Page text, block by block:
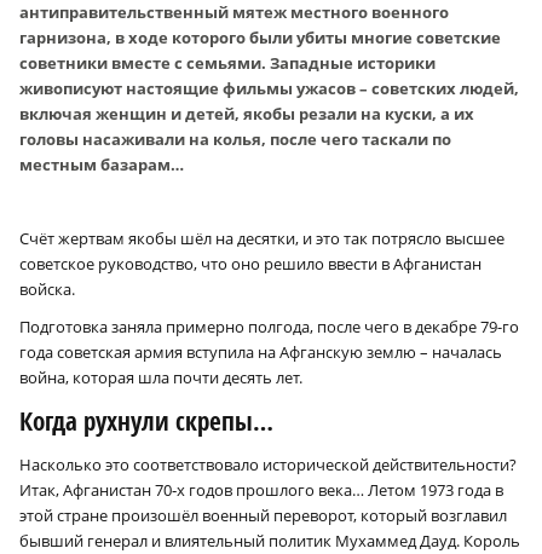
антиправительственный мятеж местного военного
гарнизона, в ходе которого были убиты многие советские
советники вместе с семьями. Западные историки
живописуют настоящие фильмы ужасов – советских людей,
включая женщин и детей, якобы резали на куски, а их
головы насаживали на колья, после чего таскали по
местным базарам…
Счёт жертвам якобы шёл на десятки, и это так потрясло высшее
советское руководство, что оно решило ввести в Афганистан
войска.
Подготовка заняла примерно полгода, после чего в декабре 79-го
года советская армия вступила на Афганскую землю – началась
вой­на, которая шла почти десять лет.
Когда рухнули скрепы…
Насколько это соответствовало исторической действительности?
Итак, Афганистан 70‑х годов прошлого века… Летом 1973 года в
этой стране произошёл военный переворот, который возглавил
бывший генерал и влиятельный политик Мухаммед Дауд. Король